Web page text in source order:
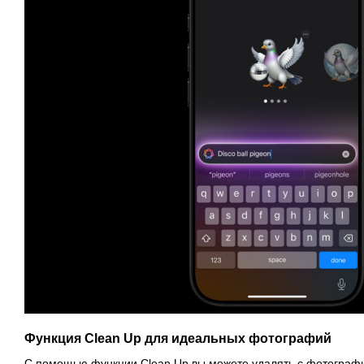
Функция Clean Up для идеальных фотографий